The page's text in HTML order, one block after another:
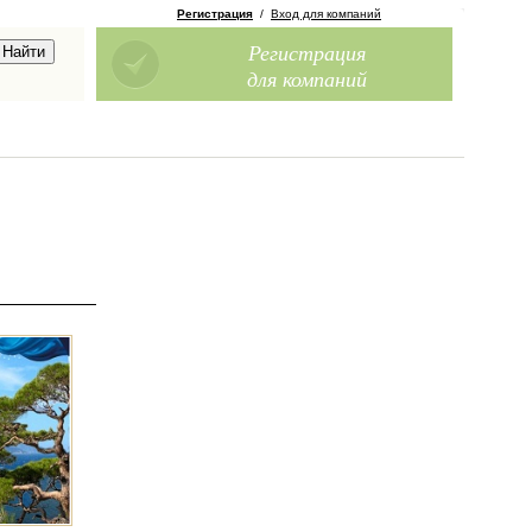
Регистрация / Вход для компаний
Регистрация
для компаний